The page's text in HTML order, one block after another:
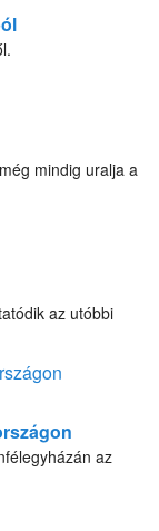
mindig uralja a
az utóbbi
az